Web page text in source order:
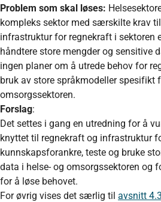
Problem som skal løses:
kompleks sektor med særskilte krav
infrastruktur for regnekraft i sektoren
håndtere store mengder og sensitive
ingen planer om å utrede behov for
bruk av store språkmodeller spesifikt
omsorgssektoren.
Forslag:
Det settes i gang en utredning for å
knyttet til regnekraft og infrastruktur
kunnskapsforankre, teste og bruke
data i helse- og omsorgssektoren og
for å løse behovet.
For øvrig vises det særlig til avsnitt